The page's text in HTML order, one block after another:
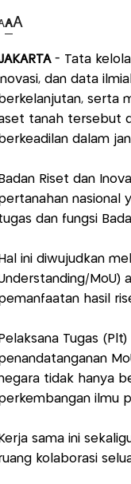
AA
- Tata kelola
dan data
berkelanjutan, serta
tanah tersebut
berkeadilan dalam
Badan Riset dan
nasional
dan fungsi
Hal ini diwujudkan
MoU)
hasil
Pelaksana Tugas
tidak hanya
ilmu
Kerja sama ini
kolaborasi